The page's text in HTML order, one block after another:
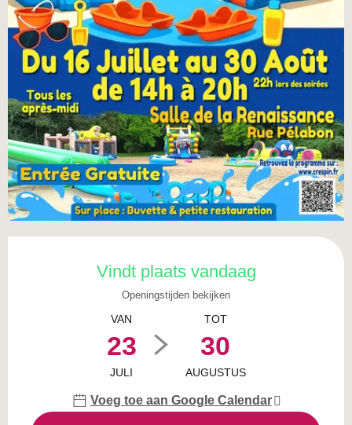
Vindt plaats vandaag
Openingstijden bekijken
VAN
23
JULI
TOT
30
AUGUSTUS
Voeg toe aan Google Calendar